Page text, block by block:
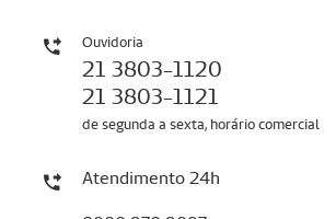
Ouvidoria
21 3803-1120
21 3803-1121
de segunda a sexta, horário comercial
Atendimento 24h